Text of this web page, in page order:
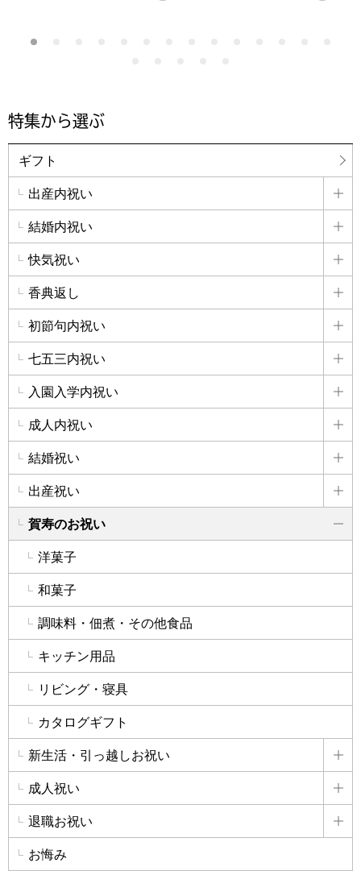
特集から選ぶ
ギフト
出産内祝い
詳
結婚内祝い
詳
快気祝い
詳
香典返し
詳
初節句内祝い
詳
七五三内祝い
詳
入園入学内祝い
詳
成人内祝い
詳
結婚祝い
詳
出産祝い
詳
賀寿のお祝い
洋菓子
和菓子
調味料・佃煮・その他食品
キッチン用品
リビング・寝具
カタログギフト
新生活・引っ越しお祝い
詳
成人祝い
詳
退職お祝い
詳
お悔み